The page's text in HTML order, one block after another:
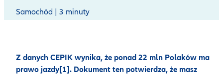
Samochód | 3 minuty
Z danych CEPIK wynika, że ponad 22 mln Polaków ma
prawo jazdy[1]. Dokument ten potwierdza, że masz